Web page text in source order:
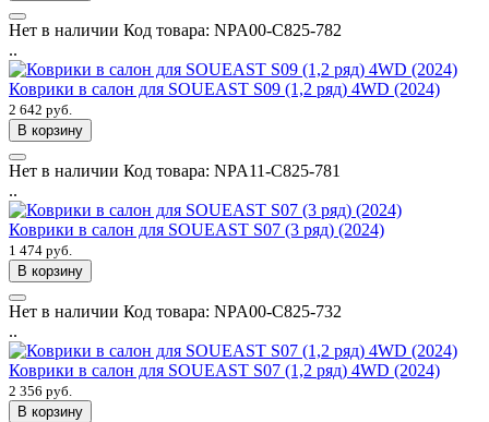
Нет в наличии Код товара: NPA00-C825-782
..
Коврики в салон для SOUEAST S09 (1,2 ряд) 4WD (2024)
2 642 руб.
В корзину
Нет в наличии Код товара: NPA11-C825-781
..
Коврики в салон для SOUEAST S07 (3 ряд) (2024)
1 474 руб.
В корзину
Нет в наличии Код товара: NPA00-C825-732
..
Коврики в салон для SOUEAST S07 (1,2 ряд) 4WD (2024)
2 356 руб.
В корзину